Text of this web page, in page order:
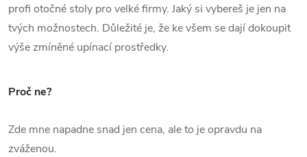
profi otočné stoly pro velké firmy. Jaký si vybereš je jen na
tvých možnostech. Důležité je, že ke všem se dají dokoupit
výše zmíněné upínací prostředky.
Proč ne?
Zde mne napadne snad jen cena, ale to je opravdu na
zváženou.